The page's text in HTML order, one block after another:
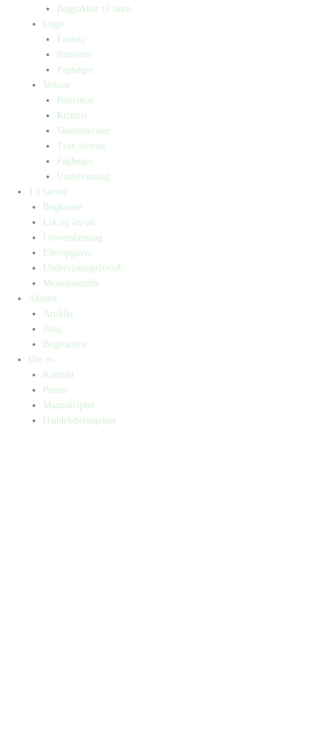
Bogpakker til børn
Unge
Fantasy
Romaner
Fagbøger
Voksne
Romance
Krimier
Skønlitteratur
True Stories
Fagbøger
Undervisning
Til lærere
Bogkasser
Lix og let-tal
Universlæsning
Elevopgaver
Undervisningsforløb
Messekalender
Aktuelt
Artikler
Blog
Bogtrailere
Om os
Kontakt
Presse
Manuskripter
Handelsbetingelser